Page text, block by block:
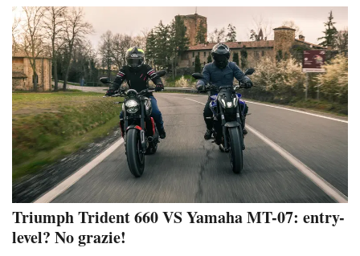
Triumph Trident 660 VS Yamaha MT-07: entry-
level? No grazie!